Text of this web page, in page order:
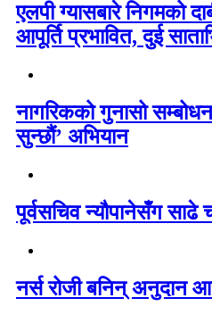
एलपी ग्यासबारे निगमको
आपूर्ति प्रभावित, दुई
नागरिकको गुनासो सम्बोधन
सुन्छौं’ अभियान
पूर्वसचिव न्यौपानेसँग साढे
नर्स रोजी बनिन् अनुदान